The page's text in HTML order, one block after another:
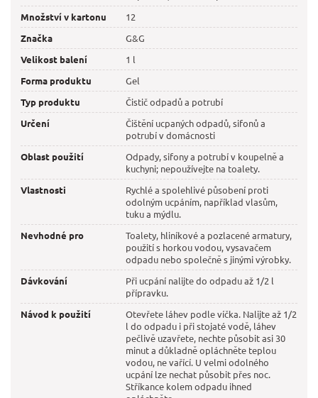
Množství v kartonu
12
Značka
G&G
Velikost balení
1 l
Forma produktu
Gel
Typ produktu
Čistič odpadů a potrubí
Určení
Čištění ucpaných odpadů, sifonů a
potrubí v domácnosti
Oblast použití
Odpady, sifony a potrubí v koupelně a
kuchyni; nepoužívejte na toalety.
Vlastnosti
Rychlé a spolehlivé působení proti
odolným ucpáním, například vlasům,
tuku a mýdlu.
Nevhodné pro
Toalety, hliníkové a pozlacené armatury,
použití s horkou vodou, vysavačem
odpadu nebo společně s jinými výrobky.
Dávkování
Při ucpání nalijte do odpadu až 1/2 l
přípravku.
Návod k použití
Otevřete láhev podle víčka. Nalijte až 1/2
l do odpadu i při stojaté vodě, láhev
pečlivě uzavřete, nechte působit asi 30
minut a důkladně opláchněte teplou
vodou, ne vařící. U velmi odolného
ucpání lze nechat působit přes noc.
Stříkance kolem odpadu ihned